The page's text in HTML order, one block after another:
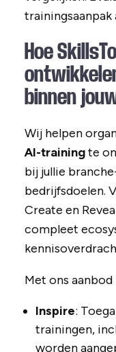
trainingsaanpak
Hoe
binnen
Wij helpen
AI-trainingte
bij jullie
bedrijfsdoelen.
Create en
compleet
Met ons aanbod
Inspire:
trainingen,
worden